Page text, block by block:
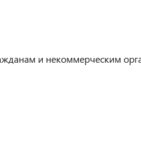
и некоммерческим